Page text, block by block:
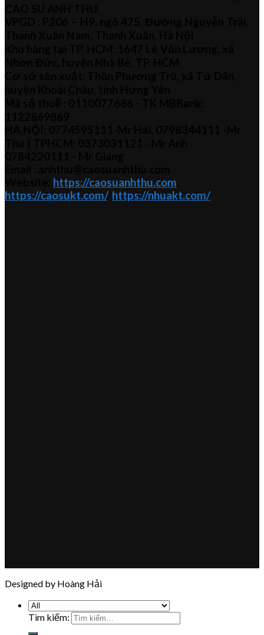
https://caosuanhthu.com
https://caosukt.com/, https://nhuakt.com/
Designed by Hoàng Hải
Tìm kiếm: